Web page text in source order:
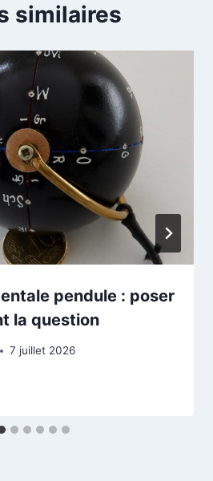
similaires
pendule : poser
la question
7 juillet 2026